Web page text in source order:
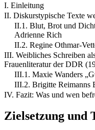
I. Einleitung
II. Diskurstypische Texte
II.1. Blut, Brot und
Adrienne Rich
II.2. Regine Othmar-
III. Weibliches Schreiben
Frauenliteratur der DDR
III.1. Maxie Wanders
III.2. Brigitte Reimanns
IV. Fazit: Was und wen
Zielsetzung und